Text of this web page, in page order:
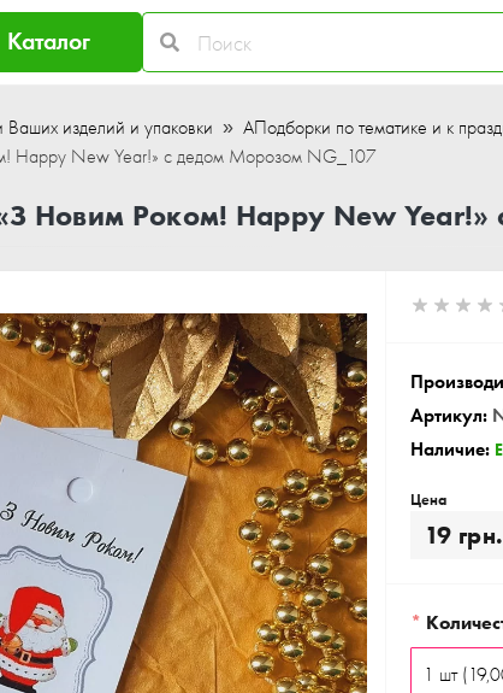
Каталог
Ваших изделий и упаковки АПодборки по тематике и к
Happy New Year!» с дедом Морозом NG_107
Новим Роком! Happy New Year!»
Артикул:
Наличие:
Цена
19 грн.
*